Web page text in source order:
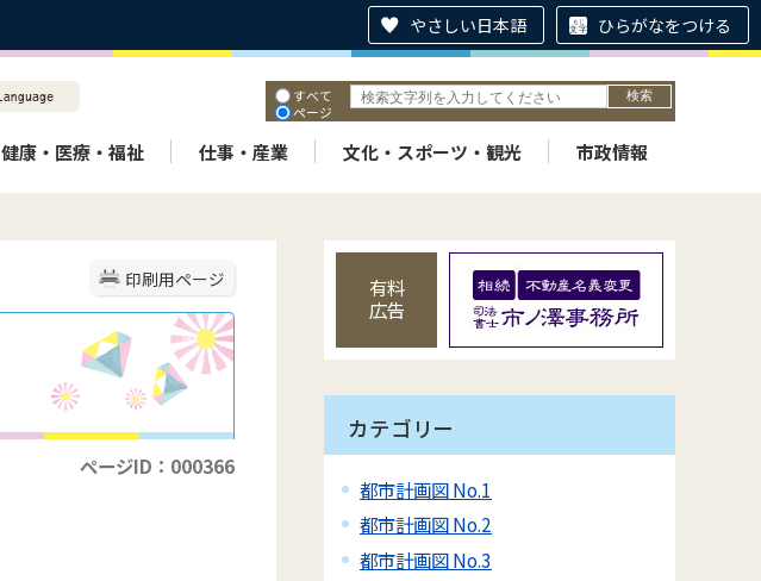
やさしい日本語 ひらがなをつける
すべて
ページ
健康・医療・福祉 仕事・産業 文化・スポーツ・観光 市政情報
印刷用ページ
ページID：000366
有料
広告
カテゴリー
都市計画図 No.1
都市計画図 No.2
都市計画図 No.3